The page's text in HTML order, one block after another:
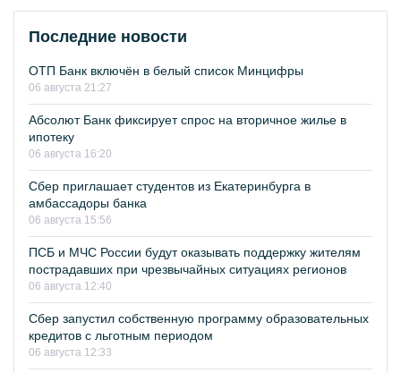
Последние новости
ОТП Банк включён в белый список Минцифры
06 августа 21:27
Абсолют Банк фиксирует спрос на вторичное жилье в
ипотеку
06 августа 16:20
Сбер приглашает студентов из Екатеринбурга в
амбассадоры банка
06 августа 15:56
ПСБ и МЧС России будут оказывать поддержку жителям
пострадавших при чрезвычайных ситуациях регионов
06 августа 12:40
Сбер запустил собственную программу образовательных
кредитов с льготным периодом
06 августа 12:33